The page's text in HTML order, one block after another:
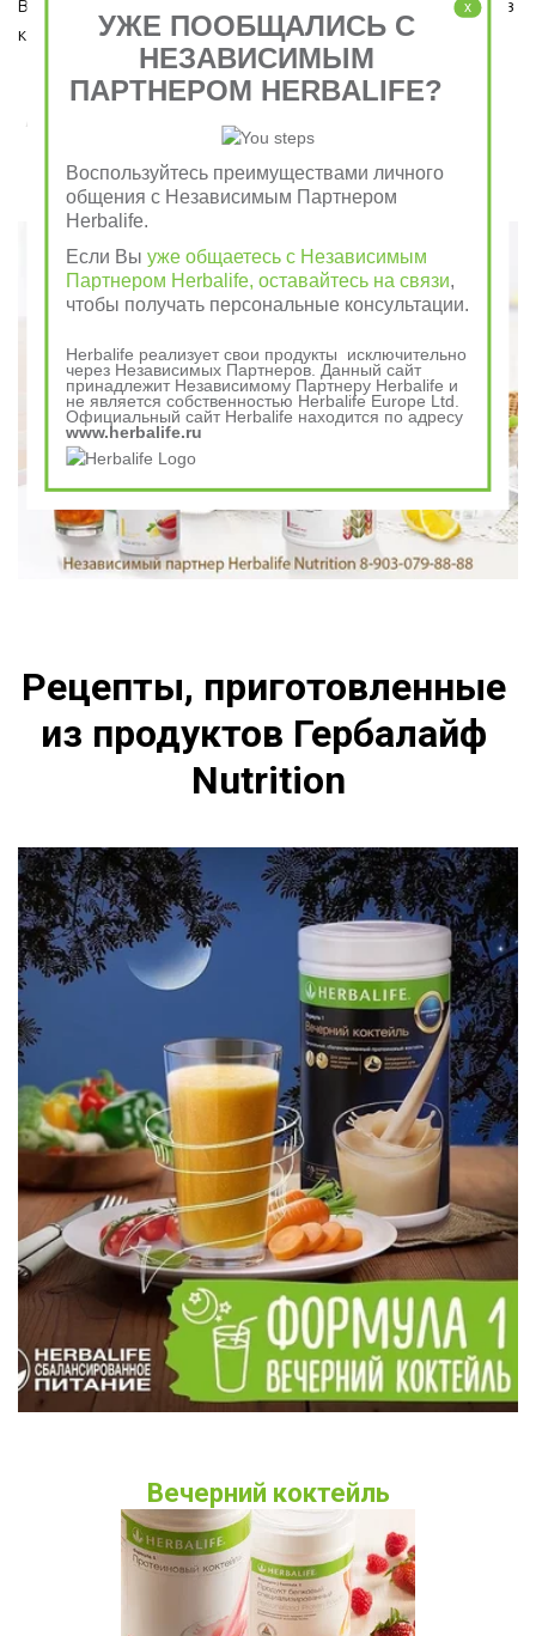
Ведь завтрак является важным приемом пищи, который ни в
коем случае пропускать нельзя!
Говорили в древности
Рецепты, приготовленные
из продуктов Гербалайф
Nutrition
Вечерний коктейль
x
УЖЕ ПООБЩАЛИСЬ С
НЕЗАВИСИМЫМ
ПАРТНЕРОМ HERBALIFE?
Воспользуйтесь преимуществами личного
общения с Независимым Партнером
Herbalife.
Если Выуже общаетесь с Независимым
Партнером Herbalife, оставайтесь на связи,
чтобы получать персональные консультации.
Herbalife реализует свои продукты исключительно
через Независимых Партнеров. Данный сайт
принадлежит Независимому Партнеру Herbalife и
не является собственностью Herbalife Europe Ltd.
Официальный сайт Herbalife находится по адресу
www.herbalife.ru